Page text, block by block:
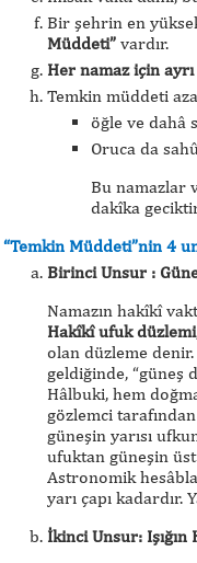
Bir şehrin en
Müddeti” vardır.
Her namaz için
Temkin müddeti
öğle ve dahâ
Oruca da
Bu namazlar
dakîka
“Temkin Müddeti”nin 4
Birinci Unsur :
Namazın hakîkî
Hakîkî ufuk düzlemi
olan düzleme
geldiğinde, “güneş
Hâlbuki, hem
gözlemci
güneşin yarısı
ufuktan güneşin üst
Astronomik
yarı çapı kadardır.
İkinci Unsur: Işığın